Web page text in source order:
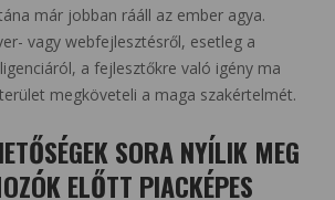
már jobban rááll az ember agya.
vagy webfejlesztésről, esetleg a
a fejlesztőkre való igény ma
megköveteli a maga szakértelmét.
SORA NYÍLIK MEG
ELŐTT PIACKÉPES